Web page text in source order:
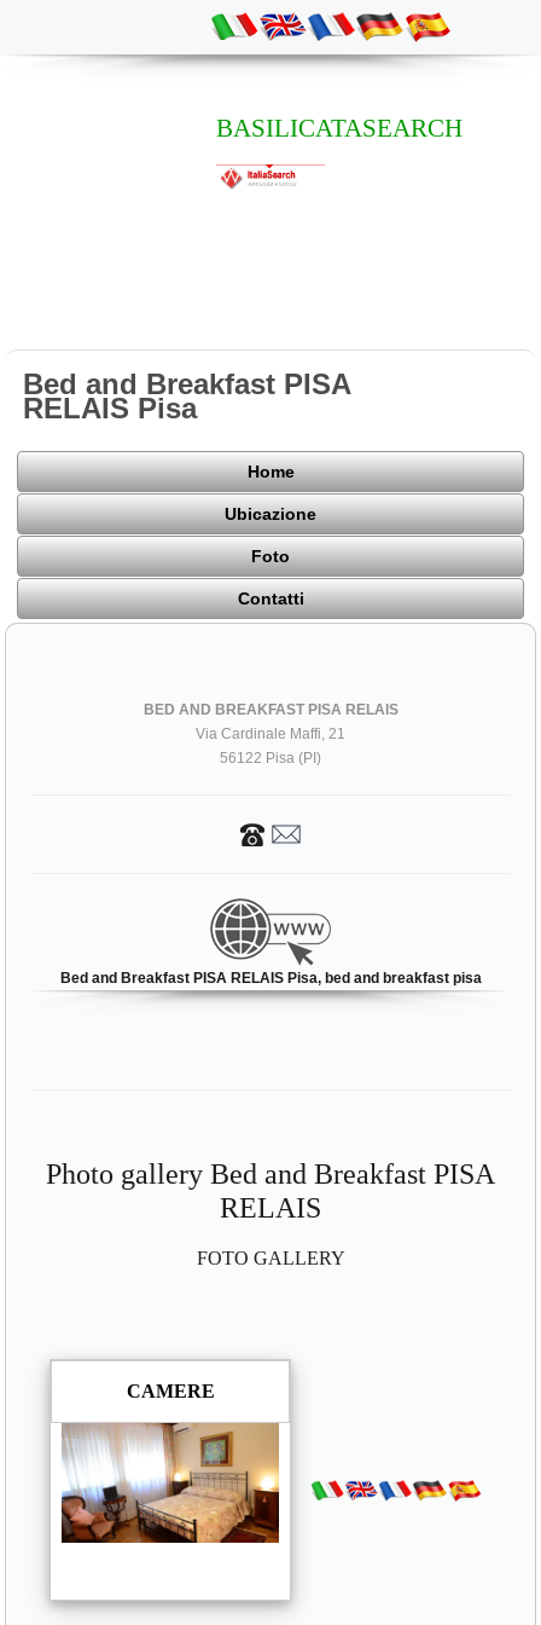
BASILICATASEARCH
Bed and Breakfast PISA
RELAIS Pisa
Home
Ubicazione
Foto
Contatti
BED AND BREAKFAST PISA RELAIS
Via Cardinale Maffi, 21
56122 Pisa (PI)
Bed and Breakfast PISA RELAIS Pisa, bed and breakfast pisa
Photo gallery Bed and Breakfast PISA
RELAIS
FOTO GALLERY
CAMERE